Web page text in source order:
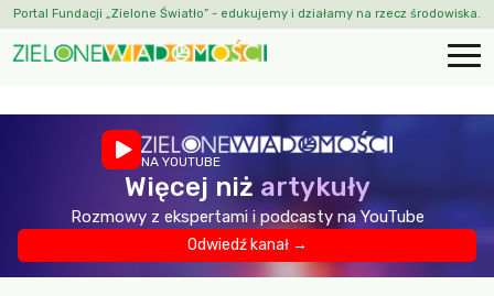
Portal Fundacji „Zielone Światło” - edukujemy i działamy na rzecz środowiska.
NA YOUTUBE
Więcej niż artykuły
Rozmowy z ekspertami i podcasty na YouTube
Odwiedź kanał →